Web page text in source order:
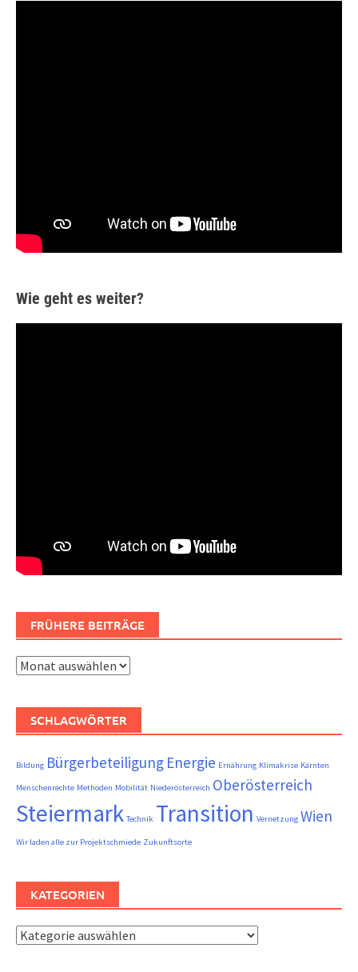
Wie geht es weiter?
FRÜHERE BEITRÄGE
Frühere
SCHLAGWÖRTER
Bildung Bürgerbeteiligung Energie Ernährung Klimakrise Kärnten
Menschenrechte Methoden Mobilität Niederösterreich Oberösterreich
Steiermark Technik Transition Vernetzung Wien
Wir laden alle zur Projektschmiede Zukunftsorte
KATEGORIEN
Kategorien